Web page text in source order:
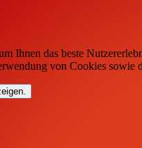
Ihnen das beste
von Cookies sowie